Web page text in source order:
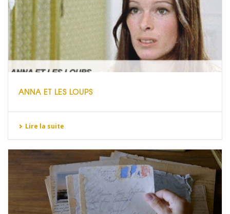
ANNA ET LES LOUPS
Lire la suite